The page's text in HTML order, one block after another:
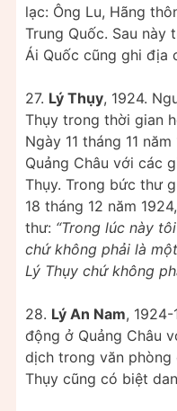
lạc: Ông Lu, Hãng
Trung Quốc. Sau này
Ái Quốc cũng ghi địa
27. Lý Thụy, 1924.
Thụy trong thời gian
Ngày 11 tháng 11
Quảng Châu với các
Thụy. Trong bức thư
18 tháng 12 năm
thư: “Trong lúc này
chứ không phải là
Lý Thụy chứ không
28. Lý An Nam,
động ở Quảng Châu
dịch trong văn phòng
Thụy cũng có biệt